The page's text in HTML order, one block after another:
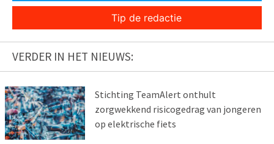
Tip de redactie
VERDER IN HET NIEUWS:
Stichting TeamAlert onthult
zorgwekkend risicogedrag van jongeren
op elektrische fiets